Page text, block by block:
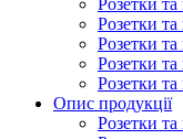
Розетки
Розетки
Розетки та
Розетки та
Розетки та
Опис продукції
Розетки та